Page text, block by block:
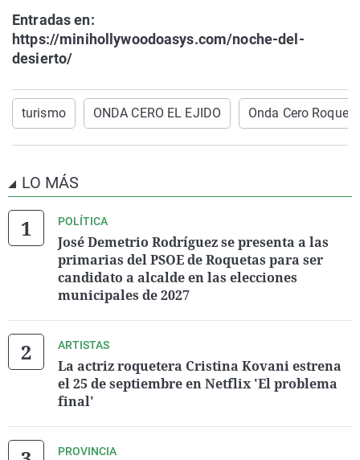
Entradas en:
https://minihollywoodoasys.com/noche-del-
desierto/
turismo ONDA CERO EL EJIDO Onda Cero
LO MÁS
POLÍTICA
José Demetrio Rodríguez se presenta a las
primarias del PSOE de Roquetas para ser
candidato a alcalde en las elecciones
municipales de 2027
ARTISTAS
La actriz roquetera Cristina Kovani estrena
el 25 de septiembre en Netflix 'El problema
final'
PROVINCIA